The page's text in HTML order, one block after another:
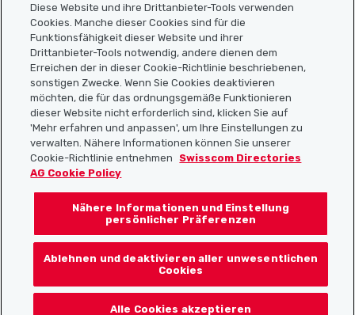
Sitemap
Nützliche Links
Localcities App herunterladen
Folgt uns auf:
Diese Website und ihre Drittanbieter-Tools verwenden
Cookies. Manche dieser Cookies sind für die
Funktionsfähigkeit dieser Website und ihrer
Drittanbieter-Tools notwendig, andere dienen dem
Erreichen der in dieser Cookie-Richtlinie beschriebenen,
sonstigen Zwecke. Wenn Sie Cookies deaktivieren
möchten, die für das ordnungsgemäße Funktionieren
dieser Website nicht erforderlich sind, klicken Sie auf
'Mehr erfahren und anpassen', um Ihre Einstellungen zu
verwalten. Nähere Informationen können Sie unserer
Cookie-Richtlinie entnehmen
Swisscom Directories
AG Cookie Policy
Nähere Informationen und Einstellung
persönlicher Präferenzen
Ablehnen und deaktivieren aller unwesentlichen
Cookies
Alle Cookies akzeptieren